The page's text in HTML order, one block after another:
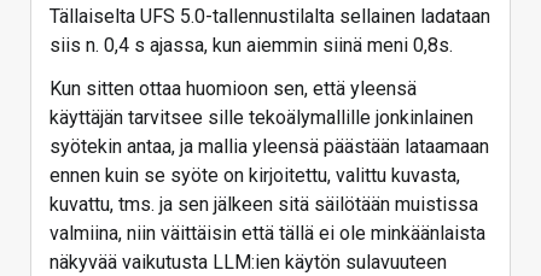
Tällaiselta UFS 5.0-tallennustilalta sellainen ladataan
siis n. 0,4 s ajassa, kun aiemmin siinä meni 0,8s.
Kun sitten ottaa huomioon sen, että yleensä
käyttäjän tarvitsee sille tekoälymallille jonkinlainen
syötekin antaa, ja mallia yleensä päästään lataamaan
ennen kuin se syöte on kirjoitettu, valittu kuvasta,
kuvattu, tms. ja sen jälkeen sitä säilötään muistissa
valmiina, niin väittäisin että tällä ei ole minkäänlaista
näkyvää vaikutusta LLM:ien käytön sulavuuteen